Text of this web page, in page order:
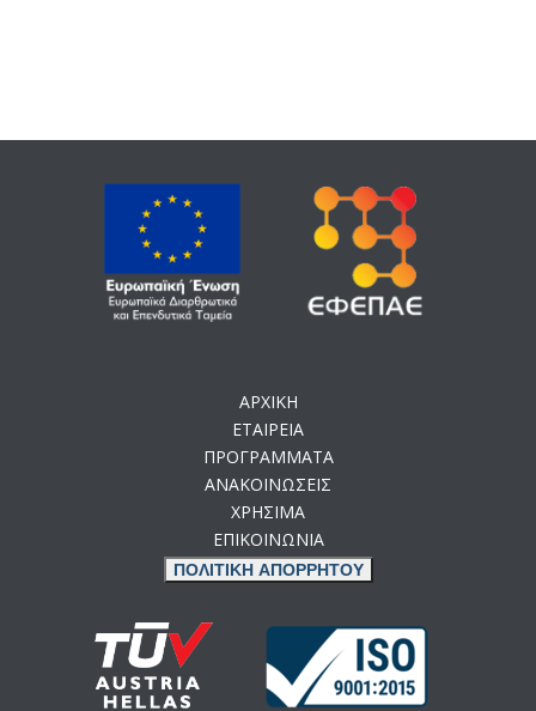
ΑΡΧΙΚΗ
ΕΤΑΙΡΕΙΑ
ΠΡΟΓΡΑΜΜΑΤΑ
ΑΝΑΚΟΙΝΩΣΕΙΣ
ΧΡΗΣΙΜΑ
ΕΠΙΚΟΙΝΩΝΙΑ
ΠΟΛΙΤΙΚΗ ΑΠΟΡΡΗΤΟΥ